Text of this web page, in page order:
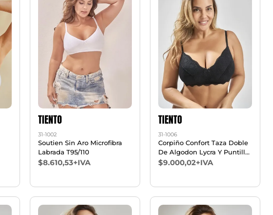
TIENTO
31-1002
Soutien Sin Aro Microfibra
Labrada T95/110
$8.610,53+IVA
TIENTO
31-1006
Corpiño Confort Taza Doble
De Algodon Lycra Y Puntilla
T115/120
$9.000,02+IVA